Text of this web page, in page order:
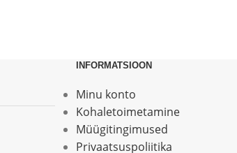
INFORMATSIOON
Minu konto
Kohaletoimetamine
Müügitingimused
Privaatsuspoliitika